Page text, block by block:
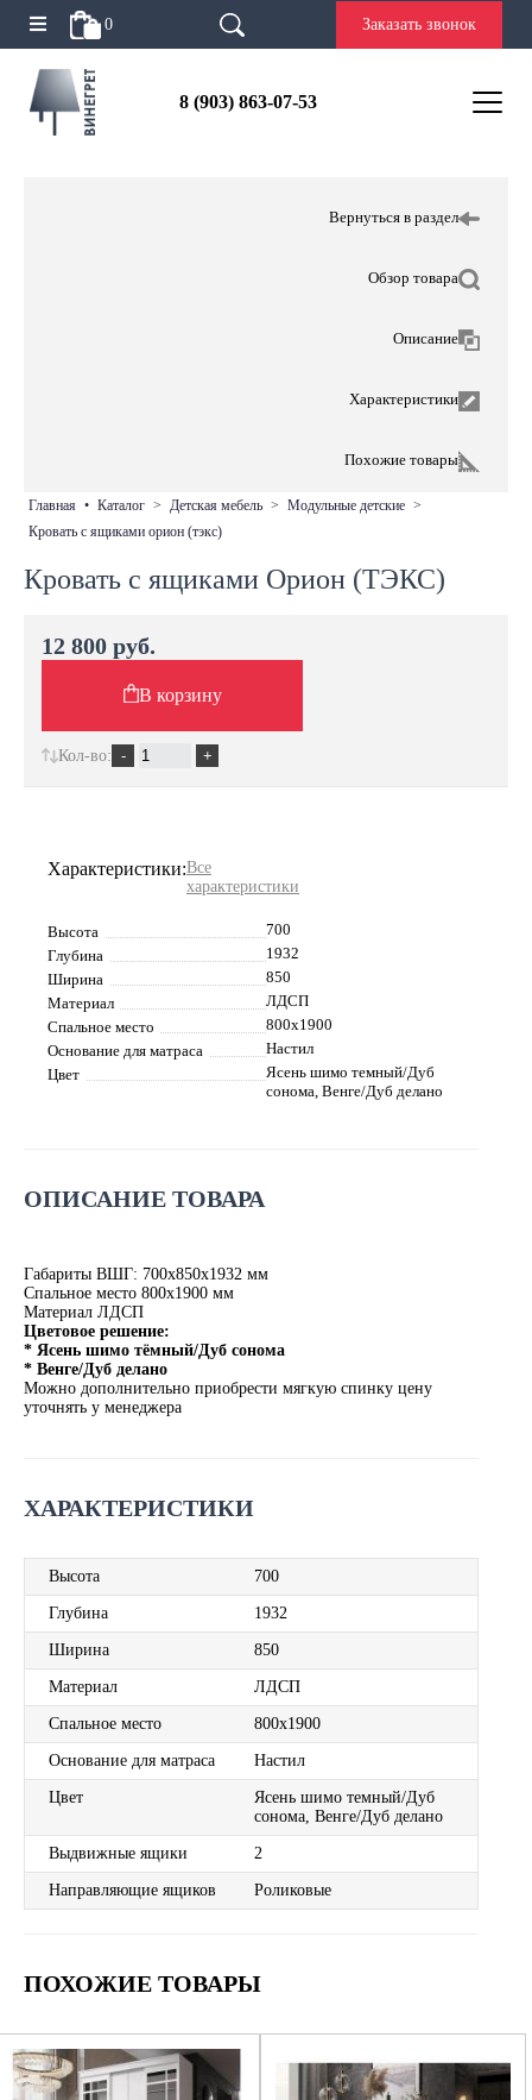
0 Заказать звонок
8 (903) 863-07-53
Вернуться в раздел
Обзор товара
Описание
Характеристики
Похожие товары
главная • каталог > детская мебель > модульные детские >
кровать с ящиками орион (тэкс)
Кровать с ящиками Орион (ТЭКС)
Характеристики:Все
характеристики
Высота
700
Глубина
1932
Ширина
850
Материал
ЛДСП
Спальное место
800х1900
Основание для матраса
Настил
Цвет
Ясень шимо темный/Дуб
сонома, Венге/Дуб делано
ОПИСАНИЕ ТОВАРА
Габариты ВШГ: 700х850х1932 мм
Спальное место 800х1900 мм
Материал ЛДСП
Цветовое решение:
* Ясень шимо тёмный/Дуб сонома
* Венге/Дуб делано
Можно дополнительно приобрести мягкую спинку цену
уточнять у менеджера
ХАРАКТЕРИСТИКИ
Высота 700
Глубина 1932
Ширина 850
Материал ЛДСП
Спальное место 800х1900
Основание для матраса Настил
Цвет
Ясень шимо темный/Дуб
сонома, Венге/Дуб делано
Выдвижные ящики 2
Направляющие ящиков Роликовые
ПОХОЖИЕ ТОВАРЫ
12 800 руб.
В корзину
Кол-во: